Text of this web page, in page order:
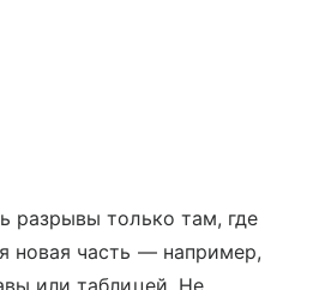
разрывы только там, где
новая часть — например,
или таблицей. Не